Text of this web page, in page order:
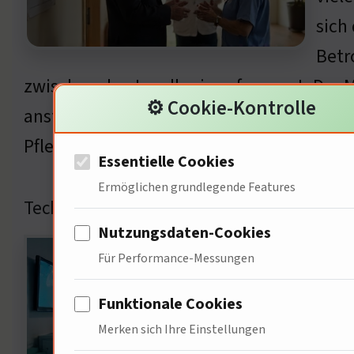
sich
zwischen den Landkreisen frappant. Der
ansteigt! Wir müssen dringend
Pflege zu revolutionieren? Ich wende
Technologische Innovationen in der Pflege
⚙️ Cookie-Kontrolle
Essentielle Cookies
Ermöglichen grundlegende Features
Nutzungsdaten-Cookies
Für Performance-Messungen
Funktionale Cookies
Merken sich Ihre Einstellungen